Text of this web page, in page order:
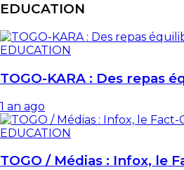
EDUCATION
EDUCATION
TOGO-KARA : Des repas
1 an ago
EDUCATION
TOGO / Médias : Infox, le